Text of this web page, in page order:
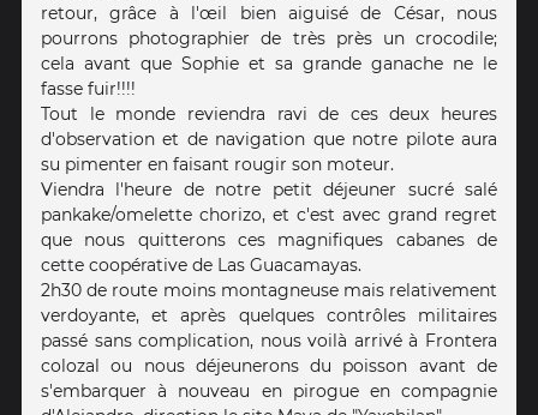
retour, grâce à l'œil bien aiguisé de César, nous
pourrons photographier de très près un crocodile;
cela avant que Sophie et sa grande ganache ne le
fasse fuir!!!!
Tout le monde reviendra ravi de ces deux heures
d'observation et de navigation que notre pilote aura
su pimenter en faisant rougir son moteur.
Viendra l'heure de notre petit déjeuner sucré salé
pankake/omelette chorizo, et c'est avec grand regret
que nous quitterons ces magnifiques cabanes de
cette coopérative de Las Guacamayas.
2h30 de route moins montagneuse mais relativement
verdoyante, et après quelques contrôles militaires
passé sans complication, nous voilà arrivé à Frontera
colozal ou nous déjeunerons du poisson avant de
s'embarquer à nouveau en pirogue en compagnie